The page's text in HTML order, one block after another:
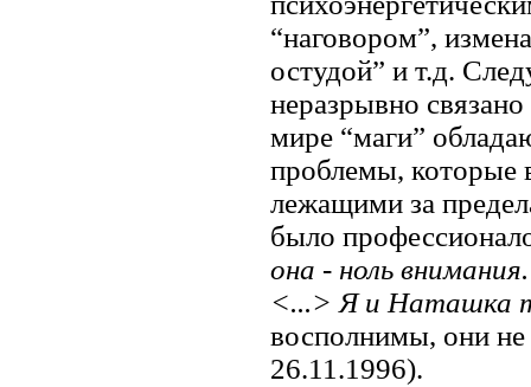
“наговором”,
остудой” и т.д.
неразрывно
мире “маги”
проблемы, которые
лежащими за
было
она - ноль
<...> Я и Наташка
восполнимы, они не
26.11.1996).